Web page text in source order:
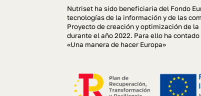
Nutriset ha sido beneficiaria del Fondo
tecnologías de la información y de las
Proyecto de creación y optimización de
durante el año 2022. Para ello ha
«Una manera de hacer Europa»